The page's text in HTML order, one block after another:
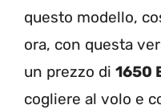
questo modello,
ora, con questa
un prezzo di 1650
cogliere al volo e